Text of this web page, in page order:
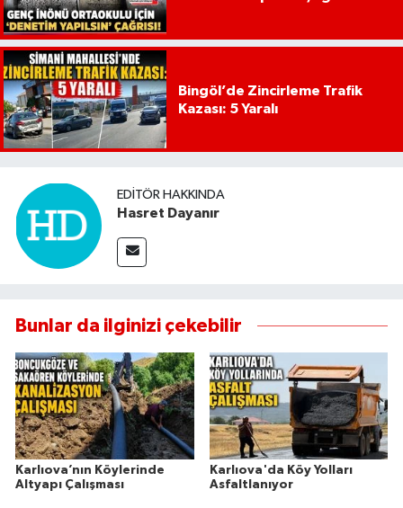
Bingöl’de Zincirleme Trafik
Kazası: 5 Yaralı
EDITÖR HAKKINDA
Hasret Dayanır
Bunlar da ilginizi çekebilir
Karlıova’nın Köylerinde
Altyapı Çalışması
Karlıova'da Köy Yolları
Asfaltlanıyor